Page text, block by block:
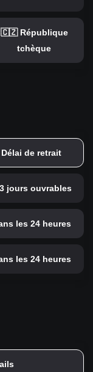
🇨🇿 République
tchèque
Délai de retrait
jours ouvrables
les 24 heures
les 24 heures